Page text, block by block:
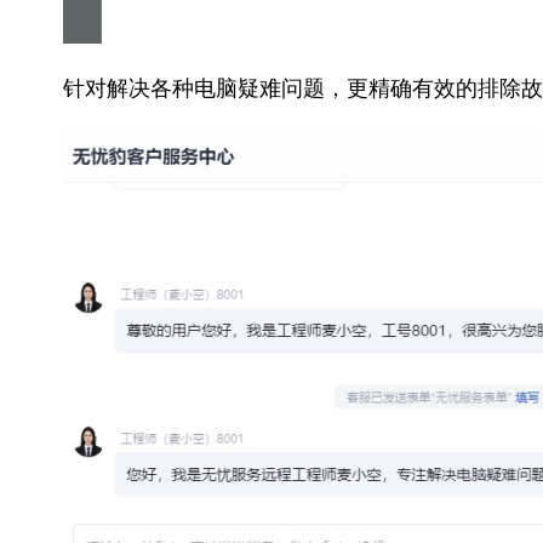
针对解决各种电脑疑难问题，更精确有效的排除